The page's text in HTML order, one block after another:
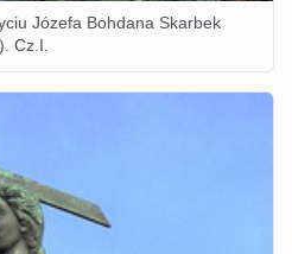
Józefa Bohdana Skarbek
Cz.I.